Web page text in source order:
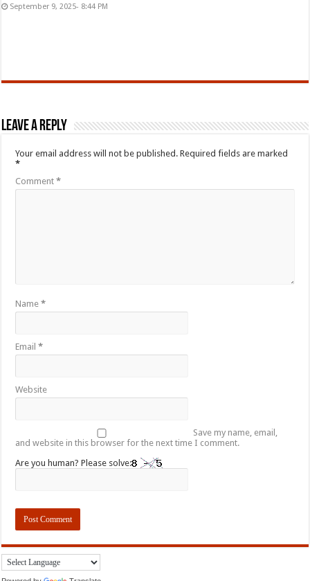
September 9, 2025- 8:44 PM
Leave a Reply
Your email address will not be published. Required fields are marked
*
Comment*
Name*
Email*
Website
Save my name, email,
and website in this browser for the next time I comment.
Are you human? Please solve: